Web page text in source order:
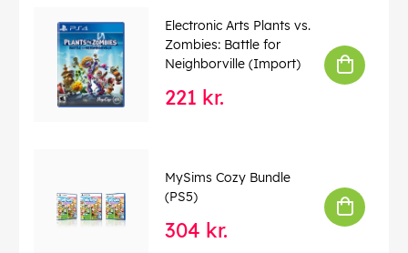
Electronic Arts Plants vs.
Zombies: Battle for
Neighborville (Import)
221 kr.
MySims Cozy Bundle
(PS5)
304 kr.